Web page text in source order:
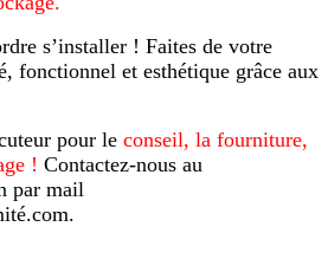
s’installer ! Faites de votre
fonctionnel et esthétique grâce aux
pour le conseil, la fourniture,
! Contactez-nous au
par mail
.